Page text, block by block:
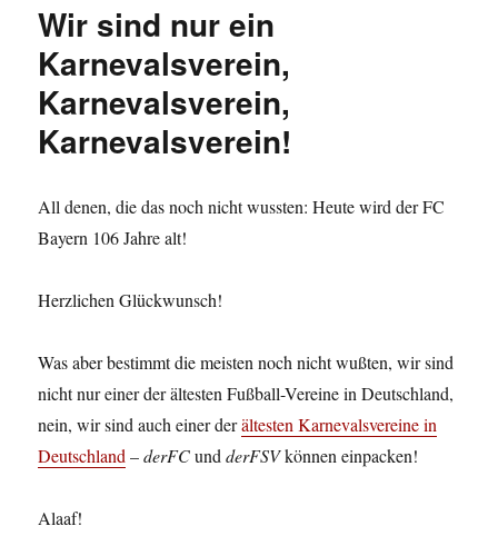
Wir sind nur ein
Karnevalsverein,
Karnevalsverein,
Karnevalsverein!
All denen, die das noch nicht wussten: Heute wird der FC
Bayern 106 Jahre alt!
Herzlichen Glückwunsch!
Was aber bestimmt die meisten noch nicht wußten, wir sind
nicht nur einer der ältesten Fußball-Vereine in Deutschland,
nein, wir sind auch einer derältesten Karnevalsvereine in
Deutschland–derFCundderFSVkönnen einpacken!
Alaaf!